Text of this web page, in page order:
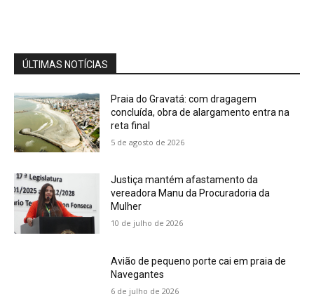
ÚLTIMAS NOTÍCIAS
Praia do Gravatá: com dragagem
concluída, obra de alargamento entra na
reta final
5 de agosto de 2026
Justiça mantém afastamento da
vereadora Manu da Procuradoria da
Mulher
10 de julho de 2026
Avião de pequeno porte cai em praia de
Navegantes
6 de julho de 2026